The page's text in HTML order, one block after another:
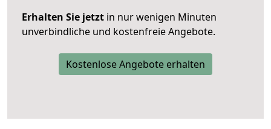
Erhalten Sie jetzt in nur wenigen Minuten
unverbindliche und kostenfreie Angebote.
Kostenlose Angebote erhalten